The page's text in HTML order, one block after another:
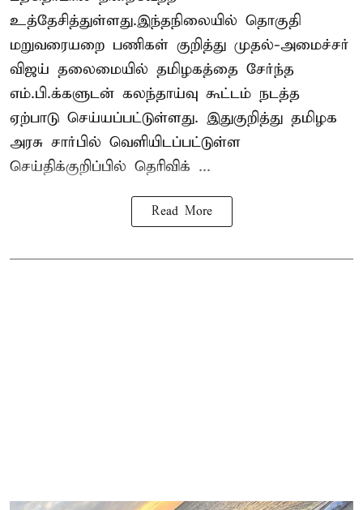
உத்தேசித்துள்ளது.இந்தநிலையில் தொகுதி
மறுவரையறை பணிகள் குறித்து முதல்-அமைச்சர்
விஜய் தலைமையில் தமிழகத்தை சேர்ந்த
எம்.பி.க்களுடன் கலந்தாய்வு கூட்டம் நடத்த
ஏற்பாடு செய்யப்பட்டுள்ளது. இதுகுறித்து தமிழக
அரசு சார்பில் வெளியிடப்பட்டுள்ள
செய்திக்குறிப்பில் தெரிவிக் ...
Read More